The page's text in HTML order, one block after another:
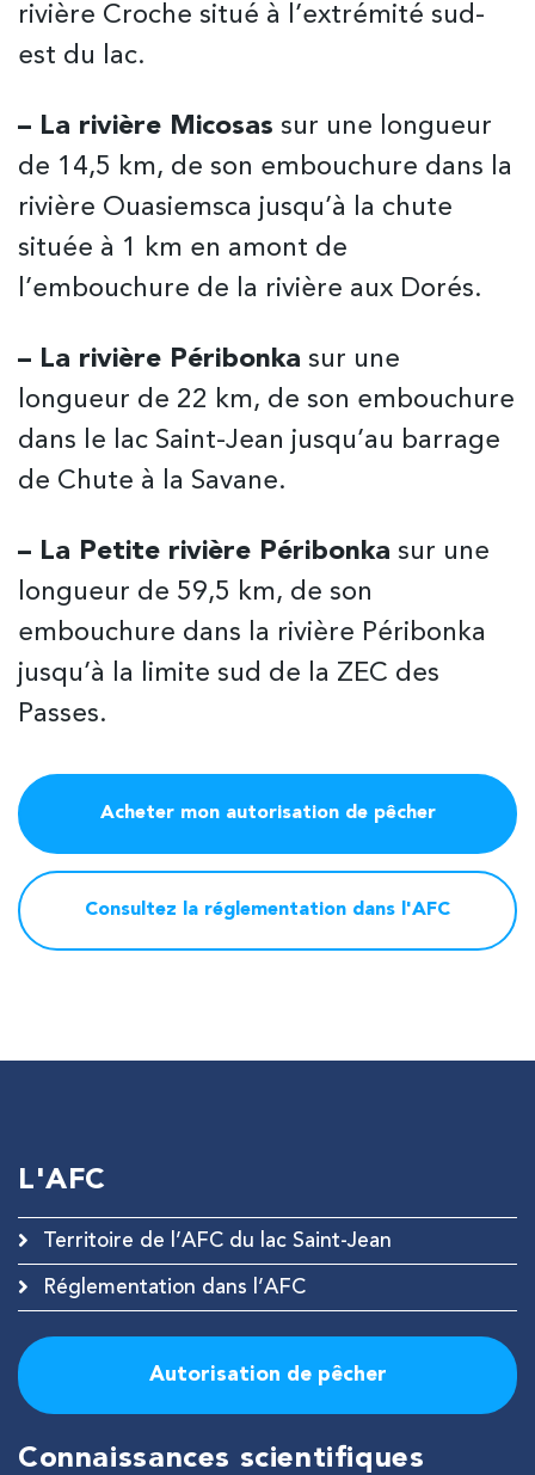
rivière Croche situé à l’extrémité sud-
est du lac.
– La rivière Micosas sur une longueur
de 14,5 km, de son embouchure dans la
rivière Ouasiemsca jusqu’à la chute
située à 1 km en amont de
l’embouchure de la rivière aux Dorés.
– La rivière Péribonka sur une
longueur de 22 km, de son embouchure
dans le lac Saint-Jean jusqu’au barrage
de Chute à la Savane.
– La Petite rivière Péribonka sur une
longueur de 59,5 km, de son
embouchure dans la rivière Péribonka
jusqu’à la limite sud de la ZEC des
Passes.
Acheter mon autorisation de pêcher
Consultez la réglementation dans l'AFC
L'AFC
Territoire de l’AFC du lac Saint-Jean
Réglementation dans l’AFC
Autorisation de pêcher
Connaissances scientifiques